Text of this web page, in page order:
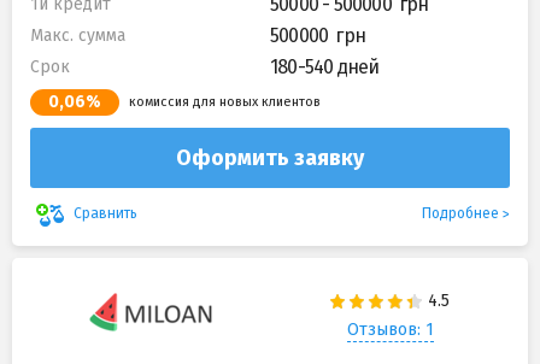
1й кредит
Макс. сумма 500000
Срок 180-540 дней
0,06% комиссия для новых клиентов
Оформить заявку
Сравнить Подробнее
Отзывов: 1